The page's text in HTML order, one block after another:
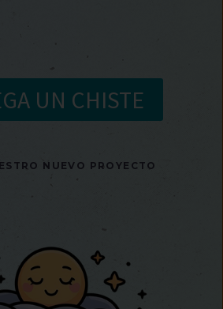
UN CHISTE
NUEVO PROYECTO